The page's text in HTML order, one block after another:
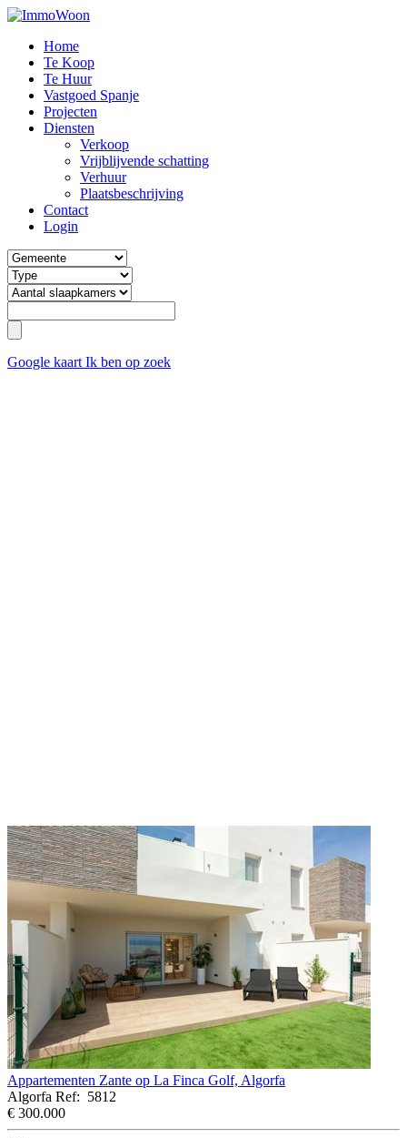
Home
Te Koop
Te Huur
Vastgoed Spanje
Projecten
Diensten
Verkoop
Vrijblijvende schatting
Verhuur
Plaatsbeschrijving
Contact
Login
Google kaart Ik ben op zoek
Appartementen Zante op La Finca Golf, Algorfa
Algorfa Ref: 5812
€ 300.000